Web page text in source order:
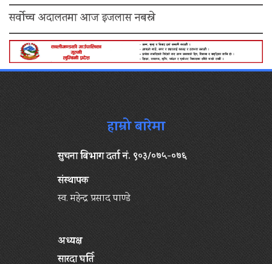
सर्वोच्च अदालतमा आज इजलास नबस्ने
हाम्रो बारेमा
सुचना बिभाग दर्ता नं. ९०३/०७५-०७६
संस्थापक
स्व. महेन्द्र प्रसाद पाण्डे
अध्यक्ष
सारदा घर्ति